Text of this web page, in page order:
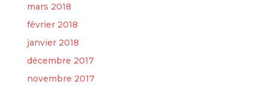
mars 2018
février 2018
janvier 2018
décembre 2017
novembre 2017